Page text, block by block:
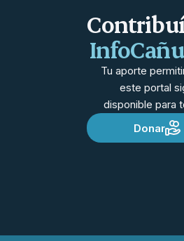
Tu aporte
este portal
disponible para
Donar